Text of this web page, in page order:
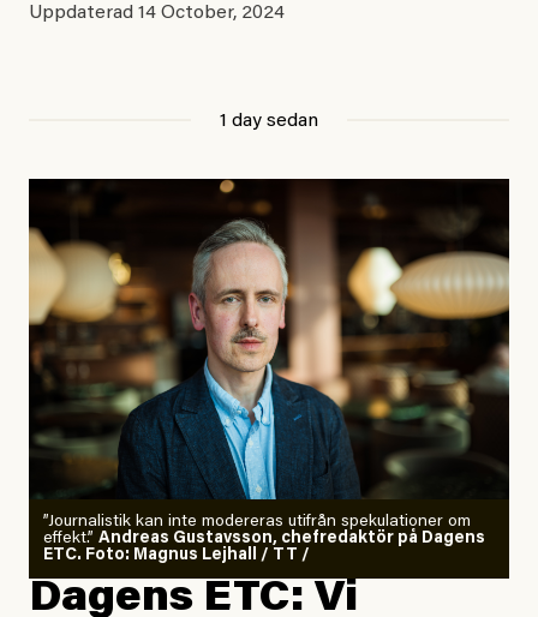
Uppdaterad 14 October, 2024
1 day sedan
”Journalistik kan inte modereras utifrån spekulationer om
effekt.” Andreas Gustavsson, chefredaktör på Dagens
ETC. Foto: Magnus Lejhall / TT /
Dagens ETC: Vi